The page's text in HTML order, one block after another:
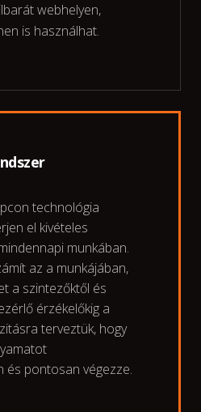
webhelyen,
is használhat.
technológia
el kivételes
munkában.
az a munkájában,
a szintezőktől és
érzékelőkig a
terveztük, hogy
és pontosan végezze.